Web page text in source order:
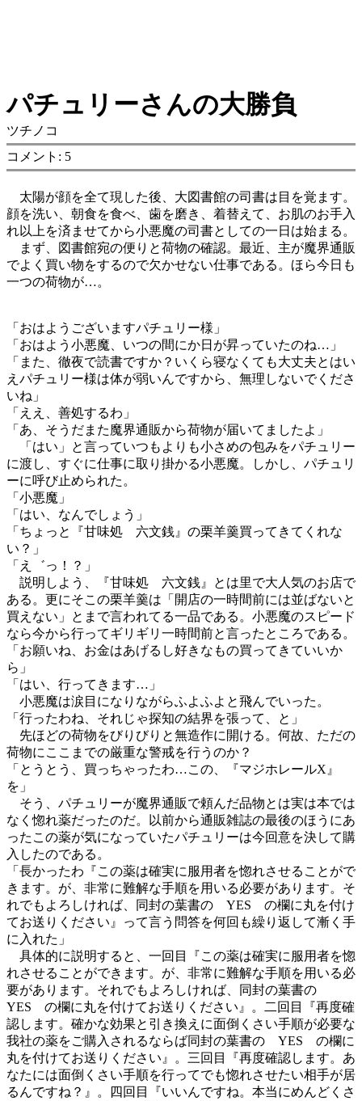
パチュリーさんの大勝負
ツチノコ
コメント: 5
太陽が顔を全て現した後、大図書館の司書は目を覚ます。
顔を洗い、朝食を食べ、歯を磨き、着替えて、お肌のお手入
れ以上を済ませてから小悪魔の司書としての一日は始まる。
まず、図書館宛の便りと荷物の確認。最近、主が魔界通販
でよく買い物をするので欠かせない仕事である。ほら今日も
一つの荷物が…。
「おはようございますパチュリー様」
「おはよう小悪魔、いつの間にか日が昇っていたのね…」
「また、徹夜で読書ですか？いくら寝なくても大丈夫とはい
えパチュリー様は体が弱いんですから、無理しないでくださ
いね」
「ええ、善処するわ」
「あ、そうだまた魔界通販から荷物が届いてましたよ」
「はい」と言っていつもよりも小さめの包みをパチュリー
に渡し、すぐに仕事に取り掛かる小悪魔。しかし、パチュリ
ーに呼び止められた。
「小悪魔」
「はい、なんでしょう」
「ちょっと『甘味処 六文銭』の栗羊羹買ってきてくれな
い？」
「え゛っ！？」
説明しよう、『甘味処 六文銭』とは里で大人気のお店で
ある。更にそこの栗羊羹は「開店の一時間前には並ばないと
買えない」とまで言われてる一品である。小悪魔のスピード
なら今から行ってギリギリ一時間前と言ったところである。
「お願いね、お金はあげるし好きなもの買ってきていいか
ら」
「はい、行ってきます…」
小悪魔は涙目になりながらふよふよと飛んでいった。
「行ったわね、それじゃ探知の結界を張って、と」
先ほどの荷物をびりびりと無造作に開ける。何故、ただの
荷物にここまでの厳重な警戒を行うのか？
「とうとう、買っちゃったわ…この、『マジホレールX』
を」
そう、パチュリーが魔界通販で頼んだ品物とは実は本では
なく惚れ薬だったのだ。以前から通販雑誌の最後のほうにあ
ったこの薬が気になっていたパチュリーは今回意を決して購
入したのである。
「長かったわ『この薬は確実に服用者を惚れさせることがで
きます。が、非常に難解な手順を用いる必要があります。そ
れでもよろしければ、同封の葉書の YES の欄に丸を付け
てお送りください』って言う問答を何回も繰り返して漸く手
に入れた」
具体的に説明すると、一回目『この薬は確実に服用者を惚
れさせることができます。が、非常に難解な手順を用いる必
要があります。それでもよろしければ、同封の葉書の
YES の欄に丸を付けてお送りください』。二回目『再度確
認します。確かな効果と引き換えに面倒くさい手順が必要な
我社の薬をご購入されるならば同封の葉書の YES の欄に
丸を付けてお送りください』。三回目『再度確認します。あ
なたには面倒くさい手順を行ってでも惚れさせたい相手が居
るんですね？』。四回目『いいんですね。本当にめんどくさ